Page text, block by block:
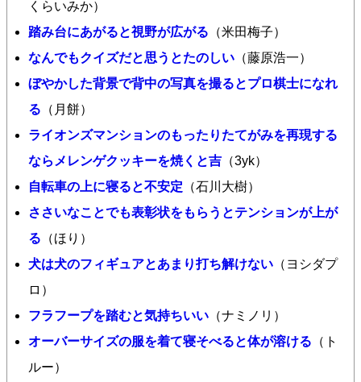
くらいみか）
踏み台にあがると視野が広がる （米田梅子）
なんでもクイズだと思うとたのしい （藤原浩一）
ぼやかした背景で背中の写真を撮るとプロ棋士になれ
る （月餅）
ライオンズマンションのもったりたてがみを再現する
ならメレンゲクッキーを焼くと吉 （3yk）
自転車の上に寝ると不安定 （石川大樹）
ささいなことでも表彰状をもらうとテンションが上が
る （ほり）
犬は犬のフィギュアとあまり打ち解けない （ヨシダプ
ロ）
フラフープを踏むと気持ちいい （ナミノリ）
オーバーサイズの服を着て寝そべると体が溶ける （ト
ルー）